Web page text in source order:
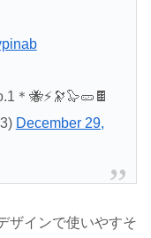
🐝⚡🔭🦭🥒🍫
December 29,
ザインで使いやすそ